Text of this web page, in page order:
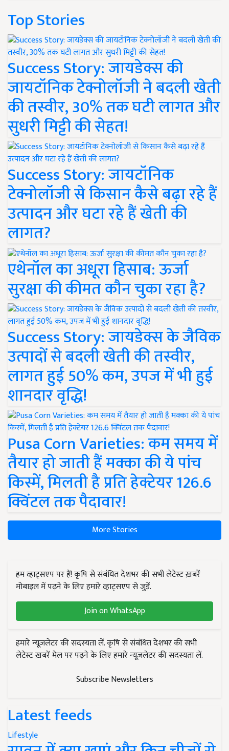
Top Stories
Success Story: जायडेक्स की
जायटॉनिक टेक्नोलॉजी ने बदली खेती
की तस्वीर, 30% तक घटी लागत और
सुधरी मिट्टी की सेहत!
Success Story: जायटॉनिक
टेक्नोलॉजी से किसान कैसे बढ़ा रहे हैं
उत्पादन और घटा रहे हैं खेती की
लागत?
एथेनॉल का अधूरा हिसाब: ऊर्जा
सुरक्षा की कीमत कौन चुका रहा है?
Success Story: जायडेक्स के जैविक
उत्पादों से बदली खेती की तस्वीर,
लागत हुई 50% कम, उपज में भी हुई
शानदार वृद्धि!
Pusa Corn Varieties: कम समय में
तैयार हो जाती हैं मक्का की ये पांच
किस्में, मिलती है प्रति हेक्टेयर 126.6
क्विंटल तक पैदावार!
More Stories
हम व्हाट्सएप पर हैं! कृषि से संबंधित देशभर की सभी लेटेस्ट ख़बरें
मोबाइल में पढ़ने के लिए हमारे व्हाट्सएप से जुड़ें.
Join on WhatsApp
हमारे न्यूज़लेटर की सदस्यता लें. कृषि से संबंधित देशभर की सभी
लेटेस्ट ख़बरें मेल पर पढ़ने के लिए हमारे न्यूज़लेटर की सदस्यता लें.
Subscribe Newsletters
Latest feeds
Lifestyle